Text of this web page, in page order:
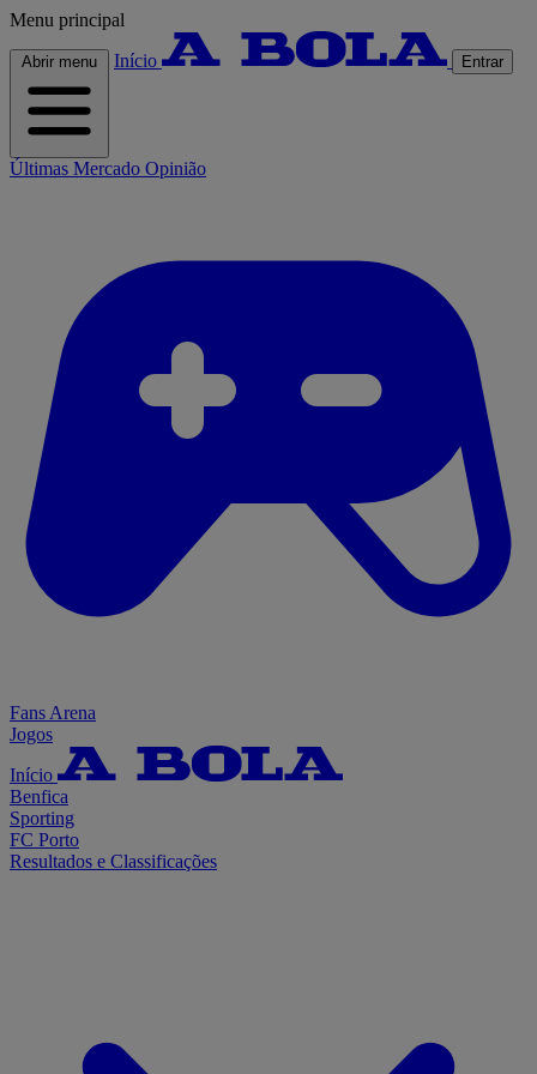
Menu principal
Abrir menu Início Entrar
Últimas Mercado Opinião
Fans Arena
Jogos
Início
Benfica
Sporting
FC Porto
Resultados e Classificações